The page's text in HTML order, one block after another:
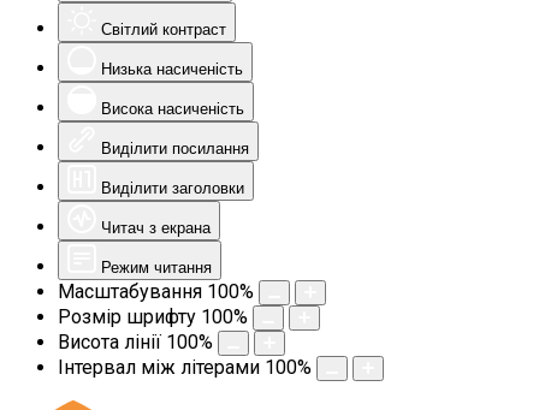
Світлий контраст
Низька насиченість
Висока насиченість
Виділити посилання
Виділити заголовки
Читач з екрана
Режим читання
Масштабування 100%
Розмір шрифту 100%
Висота лінії 100%
Інтервал між літерами 100%